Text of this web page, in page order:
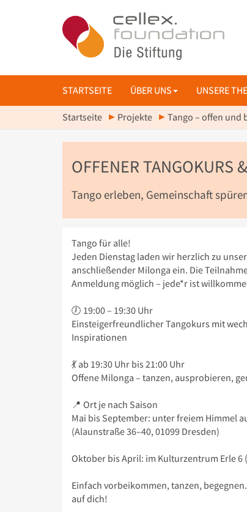
STARTSEITE ÜBER UNS UNSERE
Startseite Projekte Tango – offen und
OFFENER TANGOKURS
Tango erleben, Gemeinschaft
Tango für alle!
Jeden Dienstag laden wir herzlich zu
anschließender Milonga ein. Die
Anmeldung möglich – jede*r ist
🕖 19:00 – 19:30 Uhr
Einsteigerfreundlicher Tangokurs mit
Inspirationen
💃 ab 19:30 Uhr bis 21:00 Uhr
Offene Milonga – tanzen, ausprobieren,
📍 Ort je nach Saison
Mai bis September: unter freiem Himmel
(Alaunstraße 36–40, 01099 Dresden)
Oktober bis April: im Kulturzentrum Erle 6
Einfach vorbeikommen, tanzen,
auf dich!